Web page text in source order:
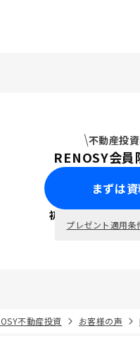
不動産投
RENOSY会員
まずは
初回面談で
プレゼント適用条
不動産投資 お客様の声